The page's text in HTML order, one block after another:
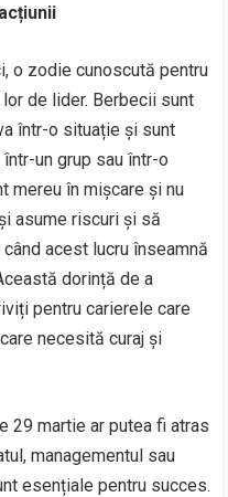
o zodie cunoscută pentru
de lider. Berbecii sunt
într-o situație și sunt
un grup sau într-o
mereu în mișcare și nu
asume riscuri și să
acest lucru înseamnă
dorință de a
pentru carierele care
necesită curaj și
29 martie ar putea fi atras
managementul sau
esențiale pentru succes.